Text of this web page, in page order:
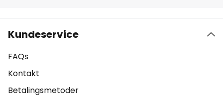
Kundeservice
FAQs
Kontakt
Betalingsmetoder